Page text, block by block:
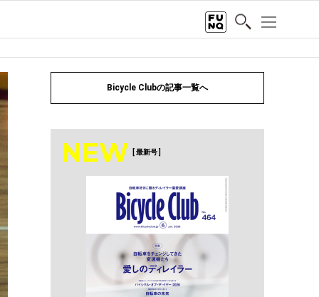
Bicycle Clubの記事一覧へ
NEW [ 最新号 ]